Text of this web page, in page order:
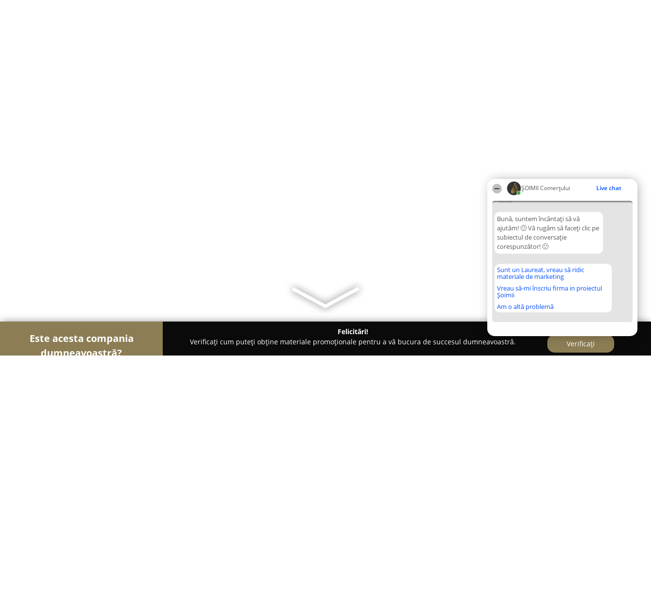
ȘOIMII Comerțului Live chat
03:36
Bună, suntem încântați să vă
ajutăm! 🙂 Vă rugăm să faceți clic pe
subiectul de conversație
corespunzător! 🙂
Sunt un Laureat, vreau să ridic
materiale de marketing
Vreau să-mi înscriu firma in proiectul
Șoimii
Am o altă problemă
Este acesta compania
dumneavoastră?
Felicitări!
Verificați cum puteți obține materiale promoționale pentru a vă bucura de succesul dumneavoastră.
Verificați